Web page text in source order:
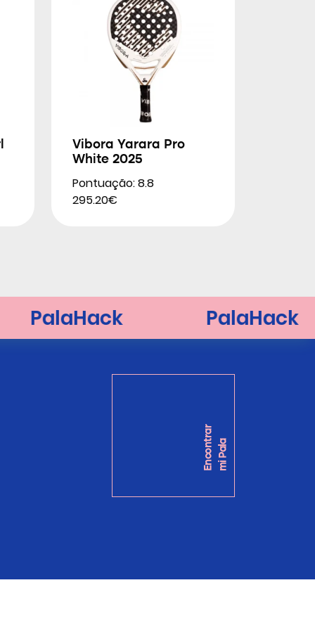
Vibora Yarara Pro
White 2025
Pontuação: 8.8
295.20€